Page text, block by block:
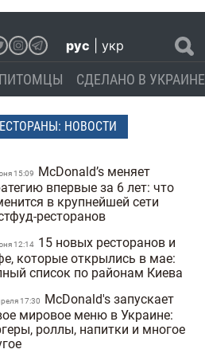
рус укр
ПИТОМЦЫ СДЕЛАНО В УКРАИНЕ
НОВОСТИ
15:09
McDonald’s меняет
впервые за 6 лет: что
в крупнейшей сети
ресторанов
12:14 15 новых ресторанов и
которые открылись в мае:
список по районам Киева
17:30
McDonald's запускает
мировое меню в Украине:
роллы, напитки и многое